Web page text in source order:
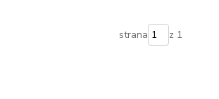
strana z 1